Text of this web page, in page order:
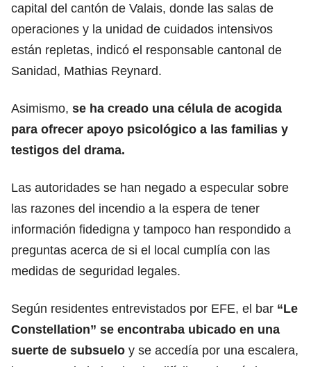
capital del cantón de Valais, donde las salas de
operaciones y la unidad de cuidados intensivos
están repletas, indicó el responsable cantonal de
Sanidad, Mathias Reynard.
Asimismo, se ha creado una célula de acogida
para ofrecer apoyo psicológico a las familias y
testigos del drama.
Las autoridades se han negado a especular sobre
las razones del incendio a la espera de tener
información fidedigna y tampoco han respondido a
preguntas acerca de si el local cumplía con las
medidas de seguridad legales.
Según residentes entrevistados por EFE, el bar “Le
Constellation” se encontraba ubicado en una
suerte de subsuelo y se accedía por una escalera,